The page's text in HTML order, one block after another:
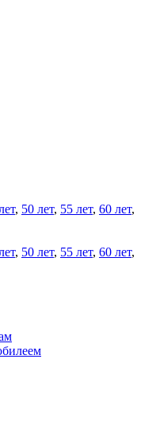
, 50 лет, 55 лет, 60 лет,
, 50 лет, 55 лет, 60 лет,